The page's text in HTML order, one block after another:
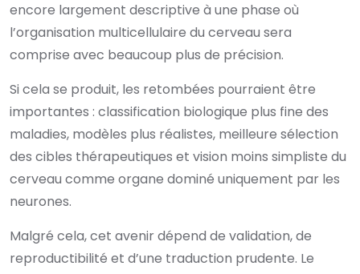
encore largement descriptive à une phase où
l’organisation multicellulaire du cerveau sera
comprise avec beaucoup plus de précision.
Si cela se produit, les retombées pourraient être
importantes : classification biologique plus fine des
maladies, modèles plus réalistes, meilleure sélection
des cibles thérapeutiques et vision moins simpliste du
cerveau comme organe dominé uniquement par les
neurones.
Malgré cela, cet avenir dépend de validation, de
reproductibilité et d’une traduction prudente. Le